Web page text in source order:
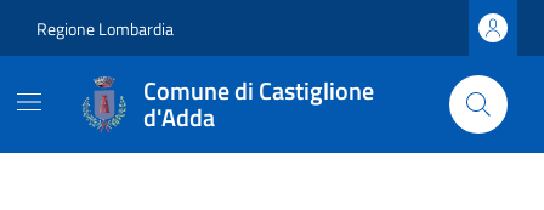
Regione Lombardia
Comune di Castiglione
d'Adda